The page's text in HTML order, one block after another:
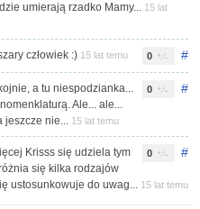
umierają rzadko Mamy... 15 lat
#
0
człowiek :) 15 lat temu
#
0
a tu niespodzianka...
Ale... ale...
jeszcze nie... 15 lat temu
#
0
Krisss się udziela tym
się kilka rodzajów
ustosunkowuje do uwag... 15 lat temu